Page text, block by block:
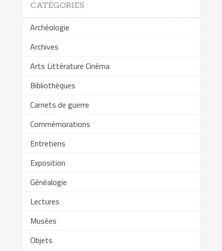
CATÉGORIES
Archéologie
Archives
Arts Littérature Cinéma
Bibliothèques
Carnets de guerre
Commémorations
Entretiens
Exposition
Généalogie
Lectures
Musées
Objets